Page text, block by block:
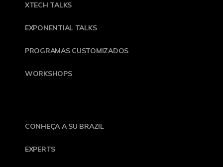
XTECH TALKS
EXPONENTIAL TALKS
PROGRAMAS CUSTOMIZADOS
WORKSHOPS
CONHEÇA A SU BRAZIL
EXPERTS